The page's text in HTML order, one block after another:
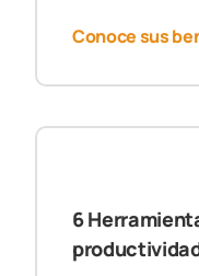
Conoce sus
6